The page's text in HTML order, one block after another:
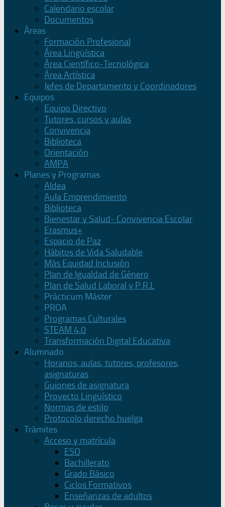
Calendario escolar
Documentos
Áreas
Formación Profesional
Área Lingüística
Área Científico-Tecnológica
Área Artística
Jefes de Departamento y Coordinadores
Equipos
Equipo Directivo
Tutores, cursos y aulas
Convivencia
Biblioteca
Orientación
AMPA
Planes y Programas
Aldea
Aula Emprendimiento
Biblioteca
Bienestar y Salud- Convivencia Escolar
Erasmus+
Espacio de Paz
Hábitos de Vida Saludable
Más Equidad Inclusión
Plan de Igualdad de Género
Plan de Salud Laboral y P.R.L
Prácticum Máster
PROA
Programas Culturales
STEAM 4.0
Transformación Digital Educativa
Alumnado
Horarios, aulas, tutores, profesores,
asignaturas
Guiones de asignatura
Proyecto Lingüístico
Normas de estilo
Protocolo derecho huelga
Trámites
Acceso y matrícula
ESO
Bachillerato
Grado Básico
Ciclos Formativos
Enseñanzas de adultos